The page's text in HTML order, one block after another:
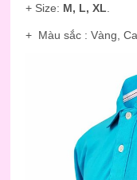
+ Size: M, L, XL
+ Màu sắc : Vàng,